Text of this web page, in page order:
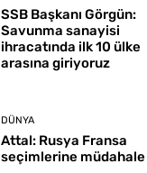
SSB Başkanı Görgün:
Savunma sanayisi
ihracatında ilk 10 ülke
arasına giriyoruz
DÜNYA
Attal: Rusya Fransa
seçimlerine